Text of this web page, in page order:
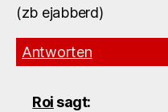
(zb ejabberd)
Antworten
Roi sagt: